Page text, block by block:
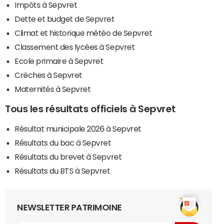
Impôts à Sepvret
Dette et budget de Sepvret
Climat et historique météo de Sepvret
Classement des lycées à Sepvret
Ecole primaire à Sepvret
Crèches à Sepvret
Maternités à Sepvret
Tous les résultats officiels à Sepvret
Résultat municipale 2026 à Sepvret
Résultats du bac à Sepvret
Résultats du brevet à Sepvret
Résultats du BTS à Sepvret
NEWSLETTER PATRIMOINE